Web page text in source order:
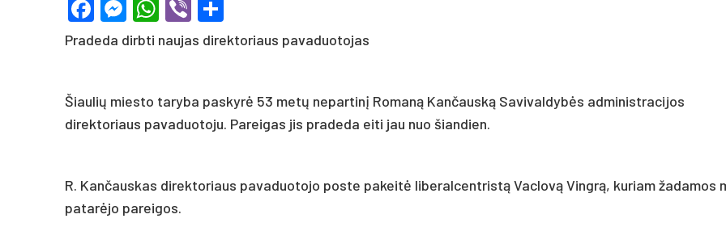
Facebook
Messenger
WhatsApp
Viber
Pradeda dirbti naujas direktoriaus pavaduotojas
Šiaulių miesto taryba paskyrė 53 metų nepartinį Romaną Kančauską Savivaldybės administracijos
direktoriaus pavaduotoju. Pareigas jis pradeda eiti jau nuo šiandien.
R. Kančauskas direktoriaus pavaduotojo poste pakeitė liberalcentristą Vaclovą Vingrą, kuriam žadamos
patarėjo pareigos.